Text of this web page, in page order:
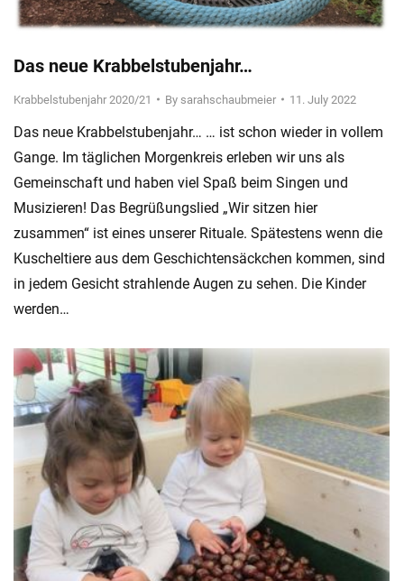
Das neue Krabbelstubenjahr…
Krabbelstubenjahr 2020/21 By sarahschaubmeier 11. July 2022
Das neue Krabbelstubenjahr… … ist schon wieder in vollem
Gange. Im täglichen Morgenkreis erleben wir uns als
Gemeinschaft und haben viel Spaß beim Singen und
Musizieren! Das Begrüßungslied „Wir sitzen hier
zusammen“ ist eines unserer Rituale. Spätestens wenn die
Kuscheltiere aus dem Geschichtensäckchen kommen, sind
in jedem Gesicht strahlende Augen zu sehen. Die Kinder
werden…